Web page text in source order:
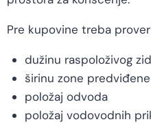
Pre kupovine treba
dužinu raspoloživog
širinu zone
položaj odvoda
položaj vodovodnih